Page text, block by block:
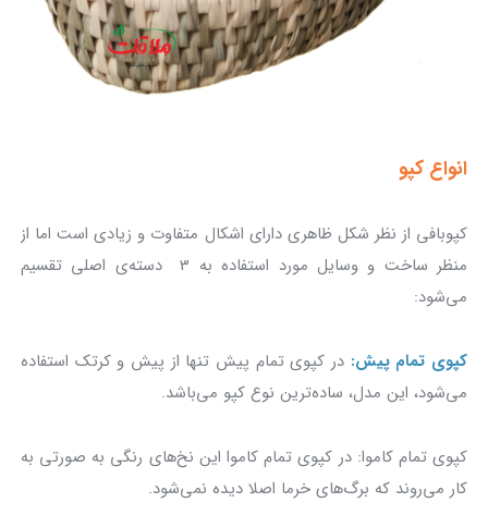
انواع کپو
کپوبافی از نظر شکل ظاهری دارای اشکال متفاوت و زیادی است اما از
منظر ساخت و وسایل مورد استفاده به 3 دسته‌ی اصلی تقسیم
می‌شود:
کپوی تمام پیش: در کپوی تمام پیش تنها از پیش و کرتک استفاده
می‌شود، این مدل، ساده‎‌ترین نوع کپو می‌باشد.
کپوی تمام کاموا: در کپوی تمام کاموا این نخ‌های رنگی به صورتی به
کار می‌روند که برگ‌های خرما اصلا دیده نمی‌شود.